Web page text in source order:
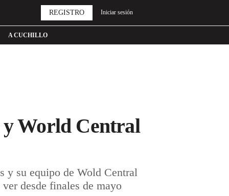
A CUCHILLO
REGISTRO Iniciar sesión
y World Central
y su equipo de Wold Central
desde finales de mayo